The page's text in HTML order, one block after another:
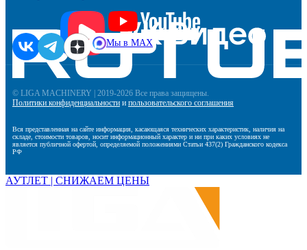
Мы в MAX
© LIGA MACHINERY | 2019-2026 Все права защищены.
Политики конфиденциальности и пользовательского соглашения
Вся представленная на сайте информация, касающаяся технических характеристик, наличия на
складе, стоимости товаров, носит информационный характер и ни при каких условиях не
является публичной офертой, определяемой положениями Статьи 437(2) Гражданского кодекса
РФ
АУТЛЕТ | СНИЖАЕМ ЦЕНЫ